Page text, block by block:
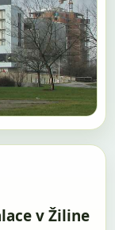
v Žiline